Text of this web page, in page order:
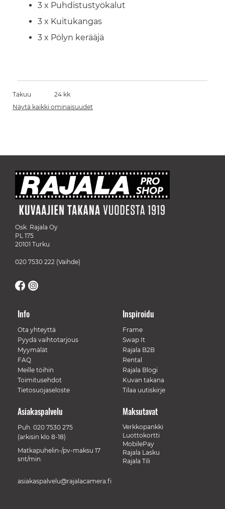
3 x Puhdistustyökalut
3 x Kuitukangas
3 x Pölyn kerääjä
Takuu
24 kk
Näytä kaikki ominaisuudet
Osk. Rajala Oy
PL 175
20101 Turku
020 7530 222 (Vaihde)
Info
Ota yhteyttä
Pyydä vaihtotarjous
Myymälät
FAQ
Meille töihin
Toimitusehdot
Tietosuojaseloste
Inspiroidu
Frame
Swap It
Rajala B2B
Rental
Rajala Blogi
Kuvan takana
Tilaa uutiskirje
Maksutavat
Verkkopankki
Luottokortti
MobilePay
Rajala Lasku
Rajala Tili
Asiakaspalvelu
Puh. 020 7530 275
(arkisin klo 8-18)
Matkapuhelin-/pv-maksu 17
snt/min.
asiakaspalvelu@rajalacamera.fi